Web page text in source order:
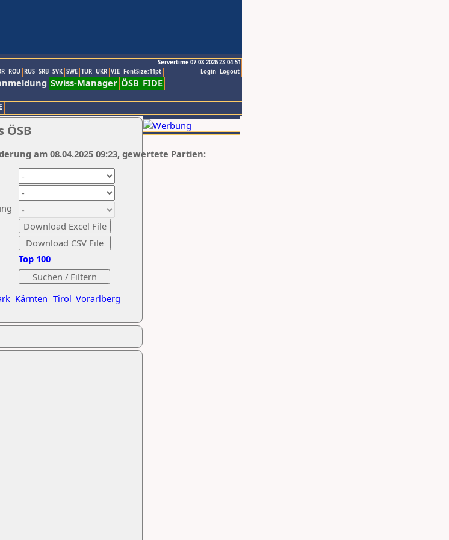
Servertime 07.08.2026 23:04:51
Logout
Login
ROU RUS SRB SVK SWE TUR UKR VIE FontSize:11pt
Swiss-Manager ÖSB FIDE
ÖSB
Kärnten Tirol Vorarlberg
Top 100
am 08.04.2025 09:23, gewertete Partien: